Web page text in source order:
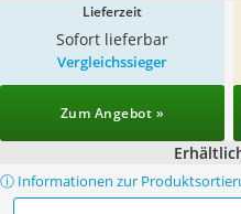
Lieferzeit
Sofort lieferbar
Vergleichssieger
Zum Angebot »
ⓘ Informationen zur